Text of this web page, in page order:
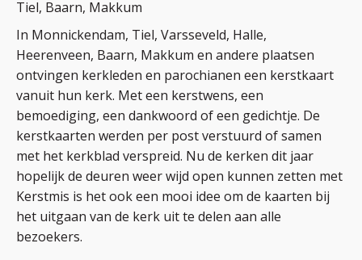
Tiel, Baarn, Makkum
In Monnickendam, Tiel, Varsseveld, Halle,
Heerenveen, Baarn, Makkum en andere plaatsen
ontvingen kerkleden en parochianen een kerstkaart
vanuit hun kerk. Met een kerstwens, een
bemoediging, een dankwoord of een gedichtje. De
kerstkaarten werden per post verstuurd of samen
met het kerkblad verspreid. Nu de kerken dit jaar
hopelijk de deuren weer wijd open kunnen zetten met
Kerstmis is het ook een mooi idee om de kaarten bij
het uitgaan van de kerk uit te delen aan alle
bezoekers.